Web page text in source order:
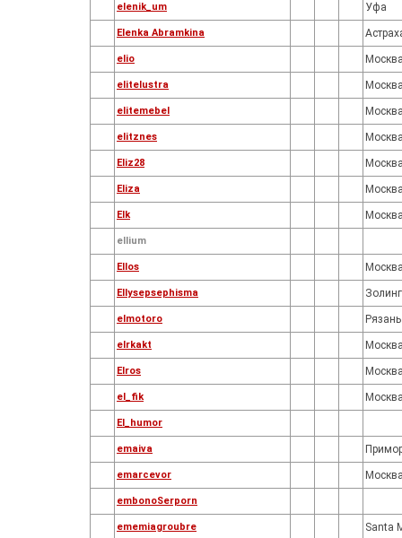
elenik_um Уфа
Elenka Abramkina
elio
elitelustra
elitemebel
elitznes
Eliz28
Eliza
Elk
ellium
Ellos
Ellysepsephisma
elmotoro Рязань
elrkakt
Elros
el_fik
El_humor
emaiva
emarcevor
embonoSerporn
ememiagroubre Santa